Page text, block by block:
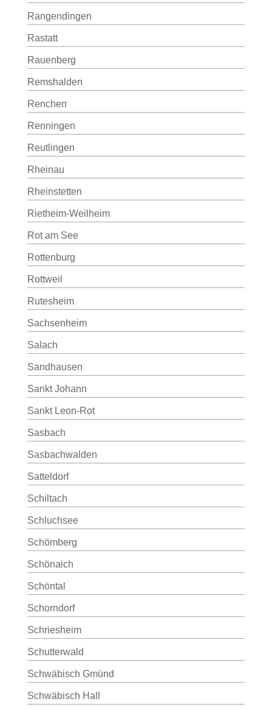
Rangendingen
Rastatt
Rauenberg
Remshalden
Renchen
Renningen
Reutlingen
Rheinau
Rheinstetten
Rietheim-Weilheim
Rot am See
Rottenburg
Rottweil
Rutesheim
Sachsenheim
Salach
Sandhausen
Sankt Johann
Sankt Leon-Rot
Sasbach
Sasbachwalden
Satteldorf
Schiltach
Schluchsee
Schömberg
Schönaich
Schöntal
Schorndorf
Schriesheim
Schutterwald
Schwäbisch Gmünd
Schwäbisch Hall